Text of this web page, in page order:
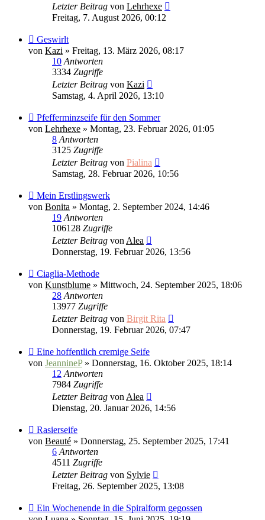
Letzter Beitrag von Lehrhexe
Freitag, 7. August 2026, 00:12
Geswirlt
von Kazi » Freitag, 13. März 2026, 08:17
10 Antworten
3334 Zugriffe
Letzter Beitrag von Kazi
Samstag, 4. April 2026, 13:10
Pfefferminzseife für den Sommer
von Lehrhexe » Montag, 23. Februar 2026, 01:05
8 Antworten
3125 Zugriffe
Letzter Beitrag von Pialina
Samstag, 28. Februar 2026, 10:56
Mein Erstlingswerk
von Bonita » Montag, 2. September 2024, 14:46
19 Antworten
106128 Zugriffe
Letzter Beitrag von Alea
Donnerstag, 19. Februar 2026, 13:56
Ciaglia-Methode
von Kunstblume » Mittwoch, 24. September 2025, 18:06
28 Antworten
13977 Zugriffe
Letzter Beitrag von Birgit Rita
Donnerstag, 19. Februar 2026, 07:47
Eine hoffentlich cremige Seife
von JeannineP» Donnerstag, 16. Oktober 2025, 18:14
12 Antworten
7984 Zugriffe
Letzter Beitrag von Alea
Dienstag, 20. Januar 2026, 14:56
Rasierseife
von Beauté » Donnerstag, 25. September 2025, 17:41
6 Antworten
4511 Zugriffe
Letzter Beitrag von Sylvie
Freitag, 26. September 2025, 13:08
Ein Wochenende in die Spiralform gegossen